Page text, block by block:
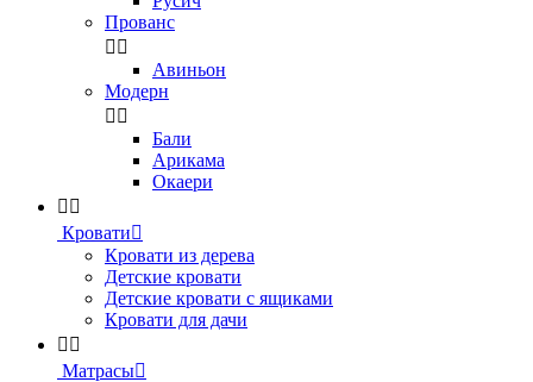
Прованс
 
Авиньон
Модерн
 
Бали
Арикама
Окаери
 
Кровати
Кровати из дерева
Детские кровати
Детские кровати с ящиками
Кровати для дачи
 
Матрасы